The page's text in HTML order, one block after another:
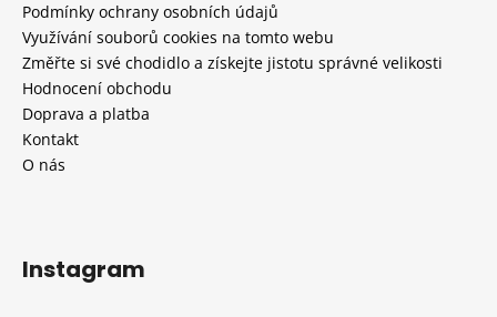
Podmínky ochrany osobních údajů
Využívání souborů cookies na tomto webu
Změřte si své chodidlo a získejte jistotu správné velikosti
Hodnocení obchodu
Doprava a platba
Kontakt
O nás
Instagram